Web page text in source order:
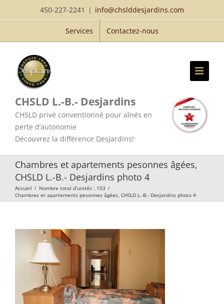
au
450-227-2241 | info@chslddesjardins.com
Services Contactez-nous
CHSLD L.-B.- Desjardins
CHSLD privé conventionné pour aînés en
perte d’autonomie
Découvrez la différence Desjardins!
Chambres et apartements pesonnes âgées,
CHSLD L.-B.- Desjardins photo 4
Accueil / Nombre total d’unités : 103 /
Chambres et apartements pesonnes âgées, CHSLD L.-B.- Desjardins photo 4